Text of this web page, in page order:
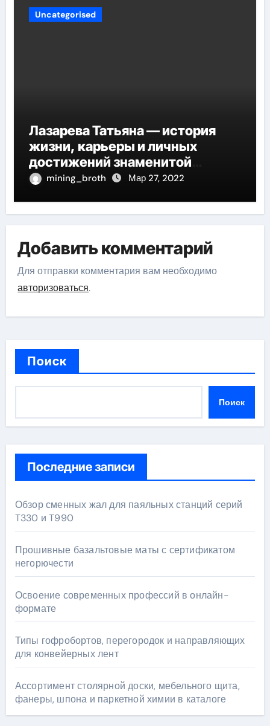
Uncategorised
Лазарева Татьяна — история
жизни, карьеры и личных
достижений знаменитой
актрисы, восходящей на олимп
mining_broth Мар 27, 2022
Добавить комментарий
Для отправки комментария вам необходимо
авторизоваться.
Поиск
Поиск
Последние записи
Обзор сменных жал для паяльных станций серий
T330 и T990
Прошивные базальтовые маты с сертификатом
негорючести
Освоение современных профессий в онлайн-
формате
Типы гофробортов, перегородок и направляющих
для конвейерных лент
Ассортимент столярной доски, мебельного щита,
фанеры, шпона и паркетной химии в каталоге